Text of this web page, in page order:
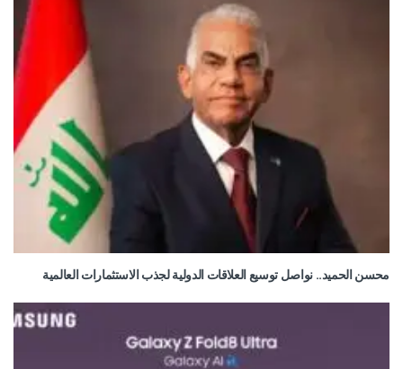
محسن الحميد.. نواصل توسيع العلاقات الدولية لجذب الاستثمارات العالمية